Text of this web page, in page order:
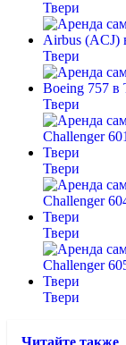
Твери
Твери
Твери
Твери
Твери
Твери